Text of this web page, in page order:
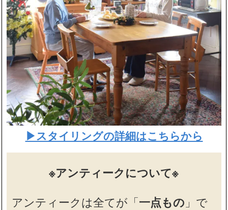
▶スタイリングの詳細はこちらから
※アンティークについて※
アンティークは全てが「一点もの 」で